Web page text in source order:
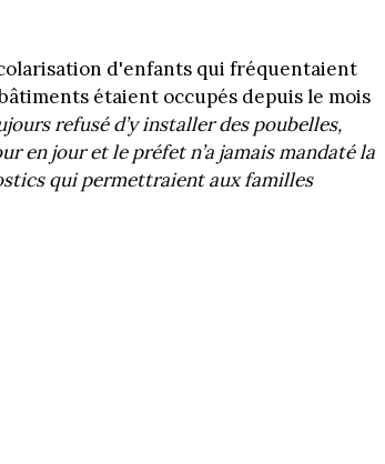
d'enfants qui fréquentaient
étaient occupés depuis le mois
refusé d’y installer des poubelles,
en jour et le préfet n’a jamais mandaté la
qui permettraient aux familles